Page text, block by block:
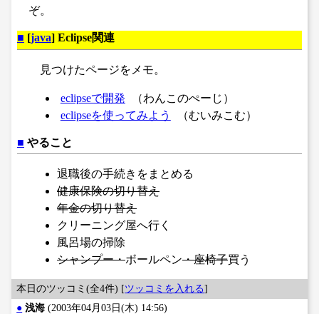
ぞ。
■ [java] Eclipse関連
見つけたページをメモ。
eclipseで開発
（わんこのぺーじ）
eclipseを使ってみよう
（むいみこむ）
■ やること
退職後の手続きをまとめる
健康保険の切り替え
年金の切り替え
クリーニング屋へ行く
風呂場の掃除
シャンプー・ボールペン・座椅子買う
本日のツッコミ(全4件) [ツッコミを入れる]
● 浅海 (2003年04月03日(木) 14:56)